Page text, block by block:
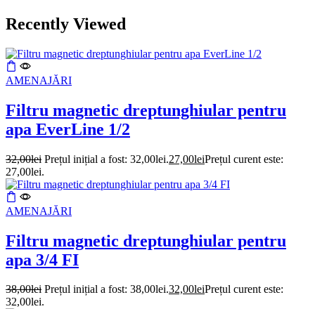
Recently Viewed
AMENAJĂRI
Filtru magnetic dreptunghiular pentru
apa EverLine 1/2
32,00lei Prețul inițial a fost: 32,00lei.27,00leiPrețul curent este:
27,00lei.
AMENAJĂRI
Filtru magnetic dreptunghiular pentru
apa 3/4 FI
38,00lei Prețul inițial a fost: 38,00lei.32,00leiPrețul curent este:
32,00lei.